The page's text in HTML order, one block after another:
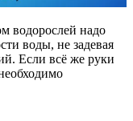
водорослей надо
воды, не задевая
Если всё же руки